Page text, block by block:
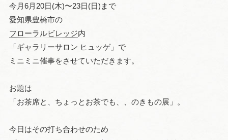
今月6月20日(木)〜23日(日)まで
愛知県豊橋市の
フローラルビレッジ内
「ギャラリーサロン ヒュッゲ」で
ミニミニ催事をさせていただきます。
お題は
「お茶席と、ちょっとお茶でも、、のきもの展」。
今日はその打ち合わせのため